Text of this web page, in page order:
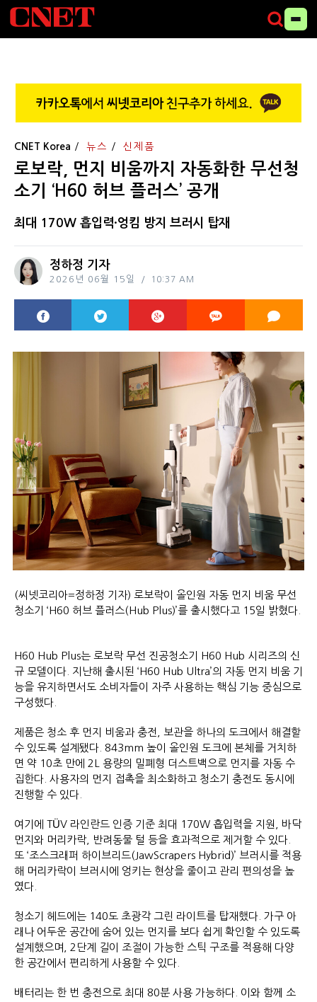
CNET Korea 뉴스 신제품
로보락, 먼지 비움까지 자동화한 무선청
소기 ‘H60 허브 플러스’ 공개
최대 170W 흡입력·엉킴 방지 브러시 탑재
정하정 기자
2026년 06월 15일 10:37 AM
(씨넷코리아=정하정 기자) 로보락이 올인원 자동 먼지 비움 무선
청소기 ‘H60 허브 플러스(Hub Plus)’를 출시했다고 15일 밝혔다.
H60 Hub Plus는 로보락 무선 진공청소기 H60 Hub 시리즈의 신
규 모델이다. 지난해 출시된 ‘H60 Hub Ultra’의 자동 먼지 비움 기
능을 유지하면서도 소비자들이 자주 사용하는 핵심 기능 중심으로
구성했다.
제품은 청소 후 먼지 비움과 충전, 보관을 하나의 도크에서 해결할
수 있도록 설계됐다. 843mm 높이 올인원 도크에 본체를 거치하
면 약 10초 만에 2L 용량의 밀폐형 더스트백으로 먼지를 자동 수
집한다. 사용자의 먼지 접촉을 최소화하고 청소기 충전도 동시에
진행할 수 있다.
여기에 TÜV 라인란드 인증 기준 최대 170W 흡입력을 지원, 바닥
먼지와 머리카락, 반려동물 털 등을 효과적으로 제거할 수 있다.
또 ‘조스크래퍼 하이브리드(JawScrapers Hybrid)’ 브러시를 적용
해 머리카락이 브러시에 엉키는 현상을 줄이고 관리 편의성을 높
였다.
청소기 헤드에는 140도 초광각 그린 라이트를 탑재했다. 가구 아
래나 어두운 공간에 숨어 있는 먼지를 보다 쉽게 확인할 수 있도록
설계했으며, 2단계 길이 조절이 가능한 스틱 구조를 적용해 다양
한 공간에서 편리하게 사용할 수 있다.
배터리는 한 번 충전으로 최대 80분 사용 가능하다. 이와 함께 소